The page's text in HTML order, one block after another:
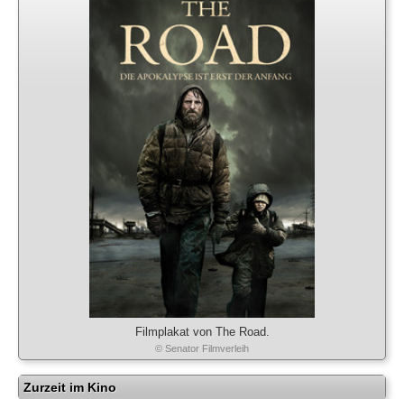
Filmplakat von The Road.
© Senator Filmverleih
Zurzeit im Kino